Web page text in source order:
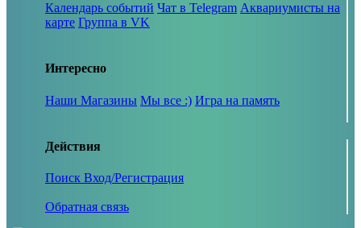
Календарь событий Чат в Telegram Аквариумисты на
карте Группа в VK
Интересно
Наши Магазины Мы все :) Игра на память
Действия
Поиск Вход/Регистрация
Обратная связь